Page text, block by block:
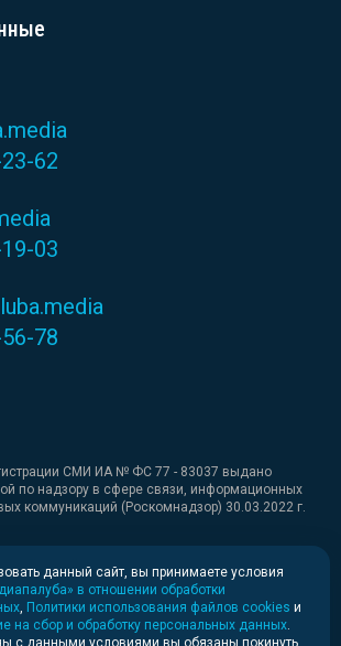
62
03
78
СМИ ИА № ФС 77 - 83037 выдано
по надзору в сфере связи, информационных
коммуникаций (Роскомнадзор) 30.03.2022 г.
данный сайт, вы принимаете условия
в отношении обработки
Политики использования файлов cookies и
на сбор и обработку персональных данных
с данными условиями вы обязаны покинуть